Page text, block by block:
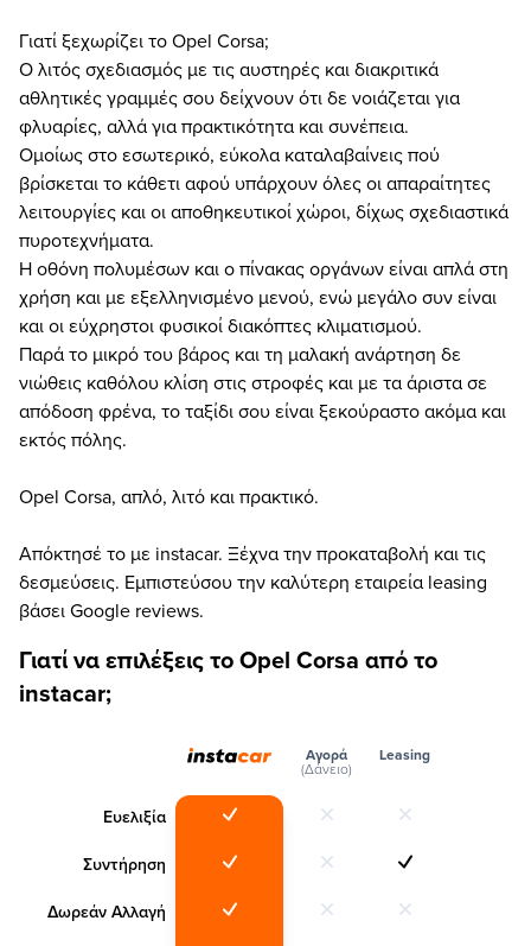
Γιατί ξεχωρίζει το Opel Corsa;
Ο λιτός σχεδιασμός με τις αυστηρές και διακριτικά
αθλητικές γραμμές σου δείχνουν ότι δε νοιάζεται για
φλυαρίες, αλλά για πρακτικότητα και συνέπεια.
Ομοίως στο εσωτερικό, εύκολα καταλαβαίνεις πού
βρίσκεται το κάθετι αφού υπάρχουν όλες οι απαραίτητες
λειτουργίες και οι αποθηκευτικοί χώροι, δίχως σχεδιαστικά
πυροτεχνήματα.
Η οθόνη πολυμέσων και ο πίνακας οργάνων είναι απλά στη
χρήση και με εξελληνισμένο μενού, ενώ μεγάλο συν είναι
και οι εύχρηστοι φυσικοί διακόπτες κλιματισμού.
Παρά το μικρό του βάρος και τη μαλακή ανάρτηση δε
νιώθεις καθόλου κλίση στις στροφές και με τα άριστα σε
απόδοση φρένα, το ταξίδι σου είναι ξεκούραστο ακόμα και
εκτός πόλης.
Opel Corsa, απλό, λιτό και πρακτικό.
Απόκτησέ το με instacar. Ξέχνα την προκαταβολή και τις
δεσμεύσεις. Εμπιστεύσου την καλύτερη εταιρεία leasing
βάσει Google reviews.
Γιατί να επιλέξεις το Opel Corsa από το
instacar;
Ευελιξία
Συντήρηση
Δωρεάν Αλλαγή
Αγορά
(Δάνειο)
Leasing